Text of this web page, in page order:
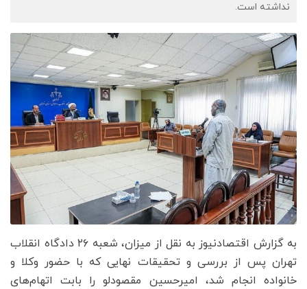
نداشته است.
به گزارش اقتصادنیوز به نقل از میزان، شعبه ۲۶ دادگاه انقلاب
تهران پس از بررسی و تحقیقات نهایی که با حضور وکلا و
خانواده انجام شد، امیرحسین مقصودلو را بابت اتهام‌های